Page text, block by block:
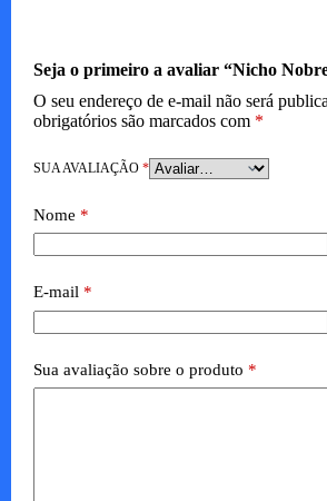
Seja o primeiro a avaliar “Nicho
O seu endereço de e-mail não será
obrigatórios são marcados com *
SUA AVALIAÇÃO *
Nome *
E-mail *
Sua avaliação sobre o produto *